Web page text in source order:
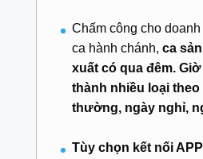
Chấm công cho
ca hành chánh, ca
xuất có qua đêm. Giờ
thành nhiều loại theo
thường, ngày nghỉ,
Tùy chọn kết nối